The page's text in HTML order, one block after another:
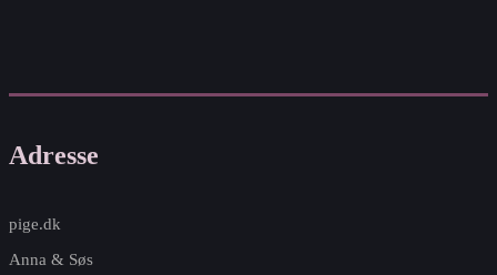
Adresse
pige.dk
Anna & Søs